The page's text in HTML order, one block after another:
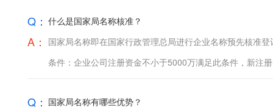
Q： 什么是国家局名称核准？
A：
国家局名称即在国家行政管理总局进行企业名称预先核准
条件：企业公司注册资金不小于5000万满足此条件，新注
Q： 国家局名称有哪些优势？